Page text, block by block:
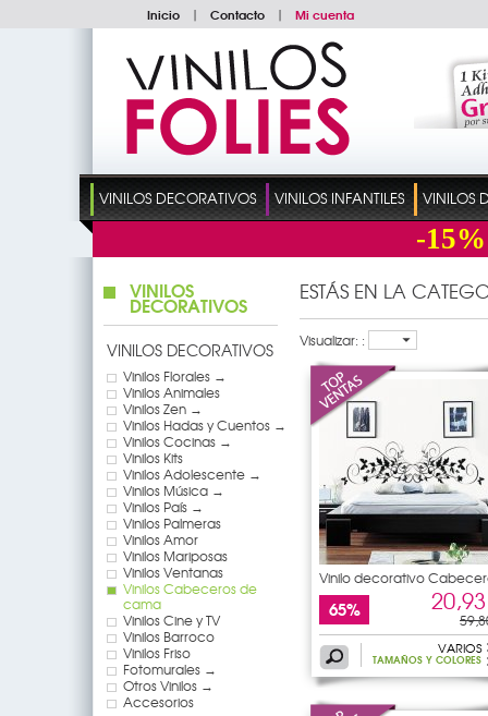
Inicio | Contacto | Mi cuenta
VINILOS DECORATIVOS VINILOS INFANTILES VINILOS
-15%
VINILOS
DECORATIVOS
VINILOS DECORATIVOS
Vinilos Florales →
Vinilos Animales
Vinilos Zen →
Vinilos Hadas y Cuentos →
Vinilos Cocinas →
Vinilos Kits
Vinilos Adolescente →
Vinilos Música →
Vinilos País →
Vinilos Palmeras
Vinilos Amor
Vinilos Mariposas
Vinilos Ventanas
Vinilos Cabeceros de
cama
Vinilos Cine y TV
Vinilos Barroco
Vinilos Friso
Fotomurales →
Otros Vinilos →
Accesorios
ESTÁS EN LA
Visualizar: :
Vinilo decorativo
de
65%
VARIOS
TAMAÑOS Y COLORES